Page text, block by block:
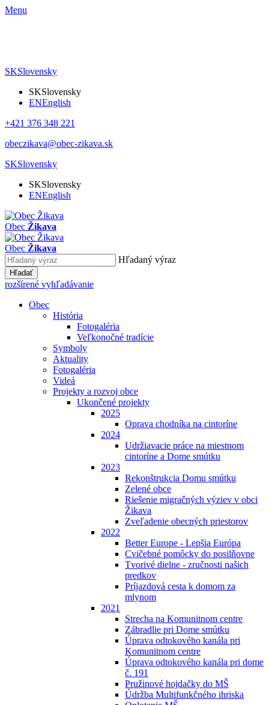
Menu
SKSlovensky
SKSlovensky
ENEnglish
+421 376 348 221
obeczikava@obec-zikava.sk
SKSlovensky
SKSlovensky
ENEnglish
Obec Žikava
Obec Žikava
Hľadaný výraz
Hľadať
rozšírené vyhľadávanie
Obec
História
Fotogaléria
Veľkonočné tradície
Symboly
Aktuality
Fotogaléria
Videá
Projekty a rozvoj obce
Ukončené projekty
2025
Oprava chodníka na cintoríne
2024
Udržiavacie práce na miestnom
cintoríne a Dome smútku
2023
Rekonštrukcia Domu smútku
Zelené obce
Riešenie migračných výziev v obci
Žikava
Zveľadenie obecných priestorov
2022
Better Europe - Lepšia Európa
Cvičebné pomôcky do posilňovne
Tvorivé dielne - zručnosti našich
predkov
Príjazdová cesta k domom za
mlynom
2021
Strecha na Komunitnom centre
Zábradlie pri Dome smútku
Úprava odtokového kanála pri
Komunitnom centre
Úprava odtokového kanála pri dome
č. 191
Pružinové hojdačky do MŠ
Údržba Multifunkčného ihriska